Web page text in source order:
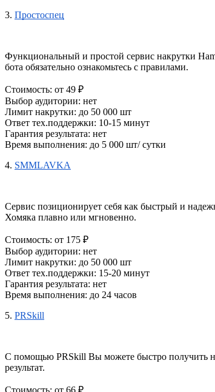
3. Простоспец
Функциональный и простой сервис накрутки H
бота обязательно ознакомьтесь с правилами.
Стоимость: от 49 ₽
Выбор аудитории: нет
Лимит накрутки: до 50 000 шт
Ответ тех.поддержки: 10-15 минут
Гарантия результата: нет
Время выполнения: до 5 000 шт/ сутки
4. SMMLAVKA
Сервис позиционирует себя как быстрый и
Хомяка плавно или мгновенно.
Стоимость: от 175 ₽
Выбор аудитории: нет
Лимит накрутки: до 50 000 шт
Ответ тех.поддержки: 15-20 минут
Гарантия результата: нет
Время выполнения: до 24 часов
5. PRSkill
С помощью PRSkill Вы можете быстро получить
результат.
Стоимость: от 66 ₽